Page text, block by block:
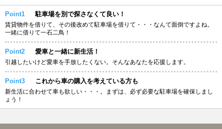
Point1 駐車場を別で探さなくて良い！
賃貸物件を借りて、その後改めて駐車場を借りて・・・なんて面倒ですよね。
一緒に借りて一石二鳥！
Point2 愛車と一緒に新生活！
引越したいけど愛車を手放したくない。そんなあなたを応援します。
Point3 これから車の購入を考えている方も
新生活に合わせて車も欲しい・・・。まずは、必ず必要な駐車場を確保しまし
ょう！